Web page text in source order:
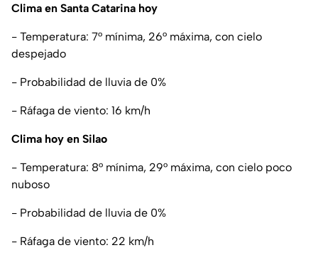
Clima en Santa Catarina hoy
- Temperatura: 7° mínima, 26° máxima, con cielo
despejado
- Probabilidad de lluvia de 0%
- Ráfaga de viento: 16 km/h
Clima hoy en Silao
- Temperatura: 8° mínima, 29° máxima, con cielo poco
nuboso
- Probabilidad de lluvia de 0%
- Ráfaga de viento: 22 km/h